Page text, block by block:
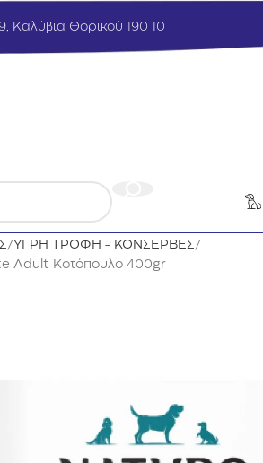
Καλύβια Θορικού 190 10
ΥΓΡΗ ΤΡΟΦΗ - ΚΟΝΣΕΡΒΕΣ
Adult Κοτόπουλο 400gr